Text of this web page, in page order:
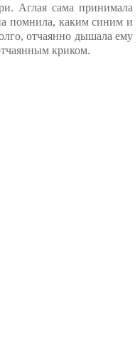
Аглая сама принимала
помнила, каким синим и
отчаянно дышала ему
криком.